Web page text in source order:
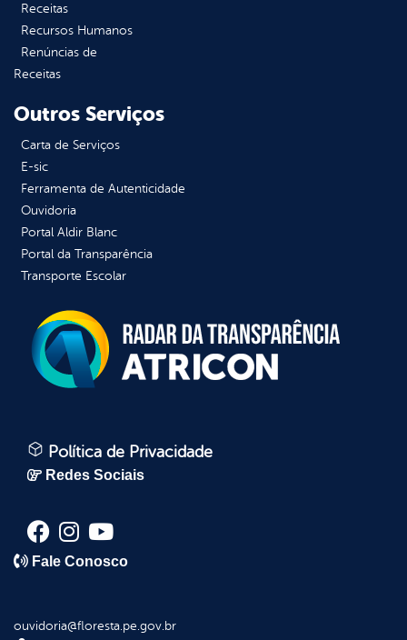
Receitas
Recursos Humanos
Renúncias de
Receitas
Outros Serviços
Carta de Serviços
E-sic
Ferramenta de Autenticidade
Ouvidoria
Portal Aldir Blanc
Portal da Transparência
Transporte Escolar
Política de Privacidade
Redes Sociais
Fale Conosco
ouvidoria@floresta.pe.gov.br